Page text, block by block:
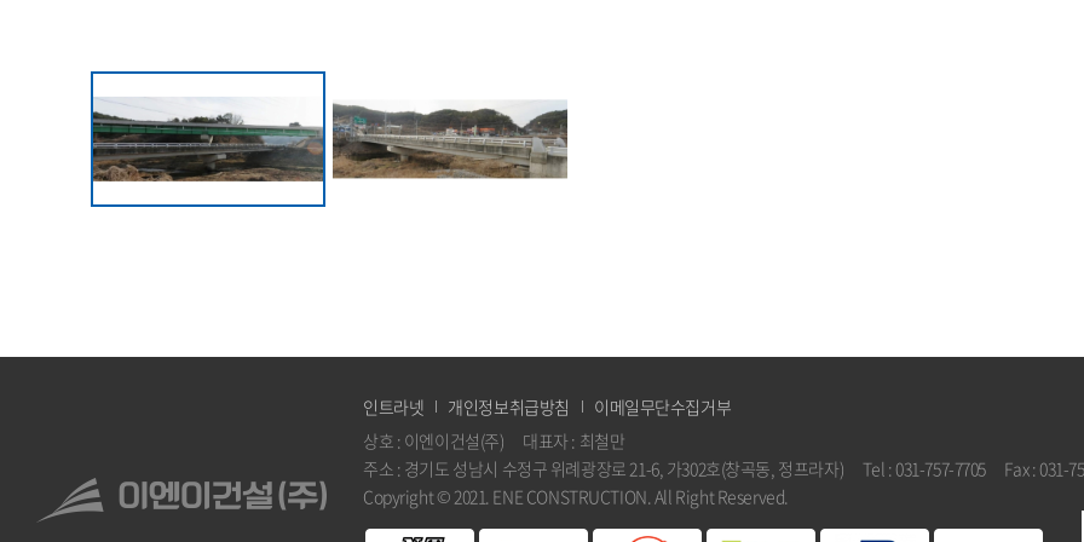
인트라넷 개인정보취급방침
이메일무단수집거부
상호 : 이엔이건설(주) 대표자 : 최철만
주소 : 경기도 성남시 수정구 위례광장로 21-6, 가302호(창곡동, 정프라자) Tel : 031-757-7705 Fax : 031-
Copyright © 2021. ENE CONSTRUCTION. All Right Reserved.